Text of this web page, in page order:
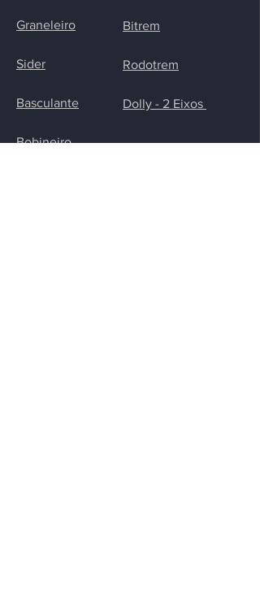
Graneleiro
Sider
Basculante
Bobineiro
Bitrem
Rodotrem
Dolly - 2 Eixos